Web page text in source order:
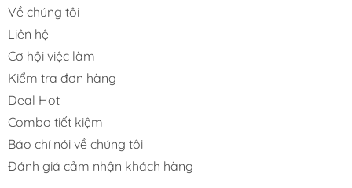
Về chúng tôi
Liên hệ
Cơ hội việc làm
Kiểm tra đơn hàng
Deal Hot
Combo tiết kiệm
Báo chí nói về chúng tôi
Đánh giá cảm nhận khách hàng